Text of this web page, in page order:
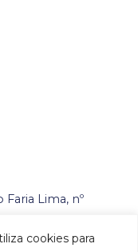
cookies para
Faria Lima, nº